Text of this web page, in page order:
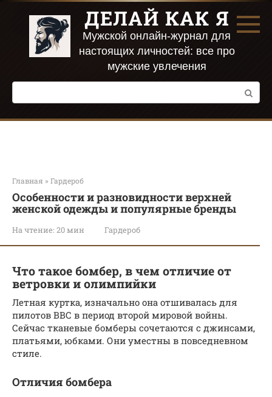
Перейти
контенту
ДЕЛАЙ КАК Я
Мужской онлайн-журнал для
настоящих личностей: все про
мужские увлечения
Поиск:
Главная » Гардероб
Особенности и разновидности верхней
женской одежды и популярные бренды
На чтение: 20 мин Гардероб
Что такое бомбер, в чем отличие от
ветровки и олимпийки
Летная куртка, изначально она отшивалась для
пилотов ВВС в период второй мировой войны.
Сейчас тканевые бомберы сочетаются с джинсами,
платьями, юбками. Они уместны в повседневном
стиле.
Отличия бомбера